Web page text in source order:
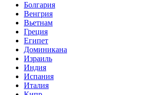
Болгария
Венгрия
Вьетнам
Греция
Египет
Доминикана
Израиль
Индия
Испания
Италия